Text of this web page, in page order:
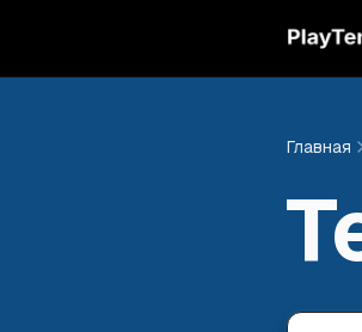
Главная